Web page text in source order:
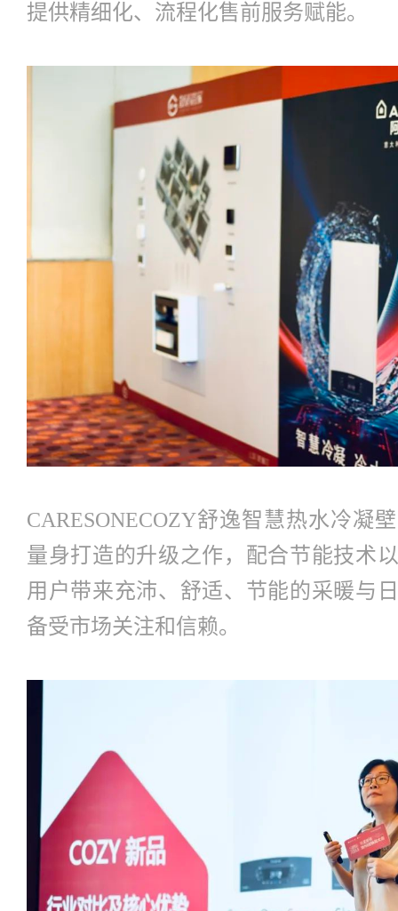
提供精细化、流程化售前服务赋能。
CARESONECOZY舒逸智慧热水冷凝
量身打造的升级之作，配合节能技术
用户带来充沛、舒适、节能的采暖与
备受市场关注和信赖。